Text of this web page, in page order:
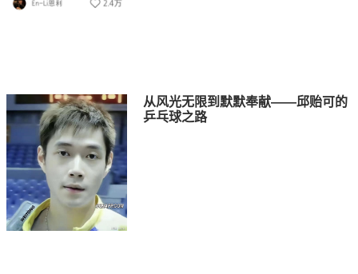
从风光无限到默默奉献——邱贻可的
乒乓球之路